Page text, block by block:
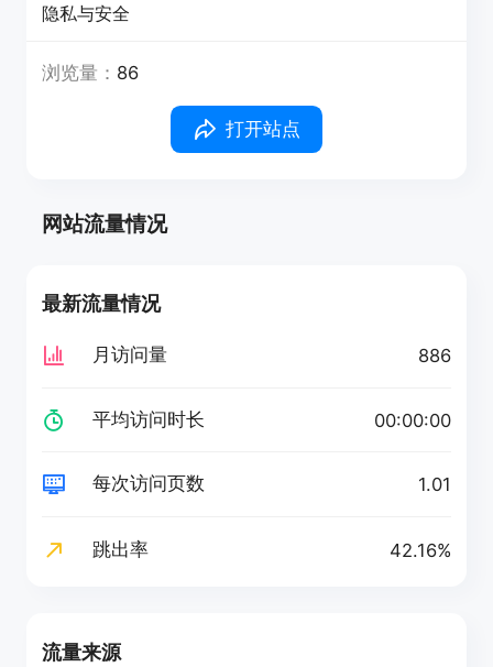
隐私与安全
浏览量： 86
打开站点
网站流量情况
最新流量情况
月访问量 886
平均访问时长 00:00:00
每次访问页数 1.01
跳出率 42.16%
流量来源